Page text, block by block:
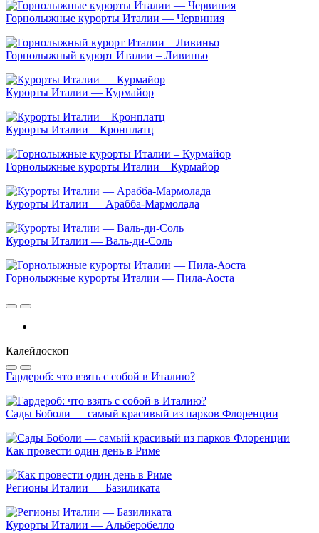
Горнолыжные курорты Италии — Червиния
Горнолыжный курорт Италии – Ливиньо
Курорты Италии — Курмайор
Курорты Италии – Кронплатц
Горнолыжные курорты Италии – Курмайор
Курорты Италии — Арабба-Мармолада
Курорты Италии — Валь-ди-Соль
Горнолыжные курорты Италии — Пила-Аоста
Калейдоскоп
Гардероб: что взять с собой в Италию?
Сады Боболи — самый красивый из парков Флоренции
Как провести один день в Риме
Регионы Италии — Базиликата
Курорты Италии — Альберобелло